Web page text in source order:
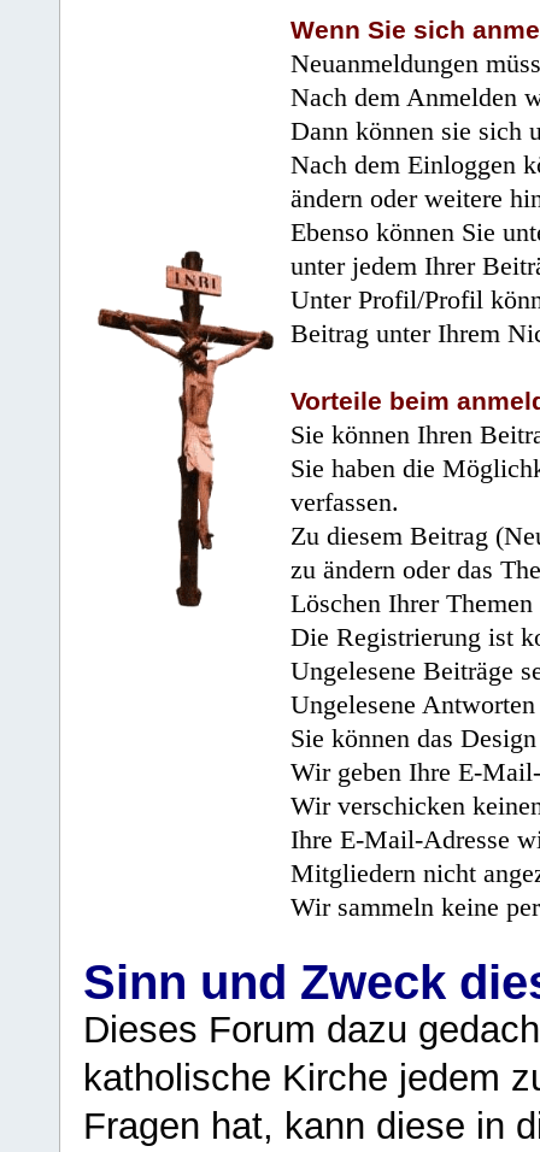
Wenn Sie sich
Neuanmeldungen
Nach dem Anmelden
Dann können sie sich
Nach dem Einloggen
ändern oder weitere
Ebenso können Sie
unter jedem Ihrer
Unter Profil/Profil
Beitrag unter Ihrem
Vorteile beim
Sie können Ihren
Sie haben die
verfassen.
Zu diesem Beitrag
zu ändern oder das
Löschen Ihrer
Die Registrierung ist
Ungelesene Beiträge
Ungelesene
Sie können das
Wir geben Ihre E-
Wir verschicken
Ihre E-Mail-Adresse
Mitgliedern nicht
Wir sammeln keine
Sinn und Zweck
Dieses Forum dazu
katholische Kirche jedem
Fragen hat, kann diese in